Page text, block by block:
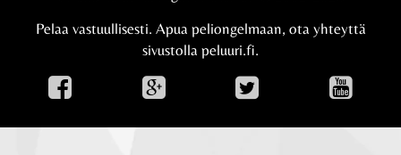
Pelaa vastuullisesti. Apua peliongelmaan, ota yhteyttä
sivustolla peluuri.fi.